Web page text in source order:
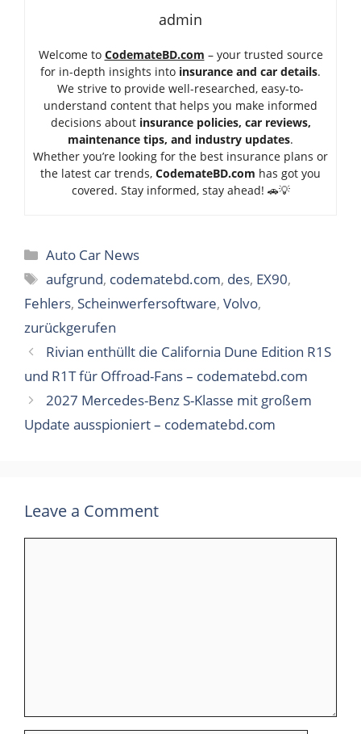
admin
Welcome to CodemateBD.com – your trusted source
for in-depth insights into insurance and car details.
We strive to provide well-researched, easy-to-
understand content that helps you make informed
decisions about insurance policies, car reviews,
maintenance tips, and industry updates.
Whether you’re looking for the best insurance plans or
the latest car trends, CodemateBD.com has got you
covered. Stay informed, stay ahead! 🚗💡
Categories
Auto Car News
Tags
aufgrund, codematebd.com, des, EX90,
Fehlers, Scheinwerfersoftware, Volvo,
zurückgerufen
Rivian enthüllt die California Dune Edition R1S
und R1T für Offroad-Fans – codematebd.com
2027 Mercedes-Benz S-Klasse mit großem
Update ausspioniert – codematebd.com
Leave a Comment